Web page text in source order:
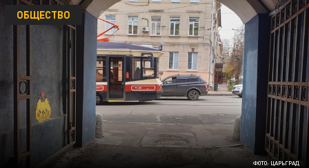
ФОТО: ЦАРЬГРАД
ОБЩЕСТВО